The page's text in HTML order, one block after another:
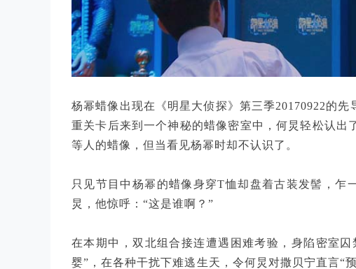
杨幂蜡像出现在《明星大侦探》第三季20170922的
重关卡后来到一个神秘的蜡像密室中，何炅轻松认出
等人的蜡像，但当看见杨幂时却不认识了。
只见节目中杨幂的蜡像身穿T恤却盘着古装发髻，乍
炅，他惊呼：“这是谁啊？”
在本期中，双北组合接连遭遇困难考验，身陷密室
婴”，在各种干扰下难逃生天，令何炅对撒贝宁直言“